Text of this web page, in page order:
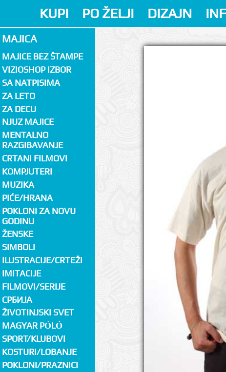
KUPI PO ŽELJI DIZAJN
MAJICA
MAJICE BEZ ŠTAMPE
VIZIOSHOP IZBOR
SA NATPISIMA
ZA LETO
ZA DECU
NJUZ MAJICE
MENTALNO
RAZGIBAVANJE
CRTANI FILMOVI
KOMPJUTERI
MUZIKA
PIĆE/HRANA
POKLONI ZA NOVU
GODINU
ŽENSKE
SIMBOLI
ILUSTRACIJE/CRTEŽI
IMITACIJE
FILMOVI/SERIJE
СРБИЈА
ŽIVOTINJSKI SVET
MAGYAR PÓLÓ
SPORT/KLUBOVI
KOSTURI/LOBANJE
POKLONI/PRAZNICI